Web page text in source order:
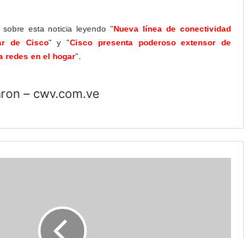
sobre esta noticia leyendo "Nueva línea de conectividad
de Cisco" y "Cisco presenta poderoso extensor de
redes en el hogar".
– cwv.com.ve